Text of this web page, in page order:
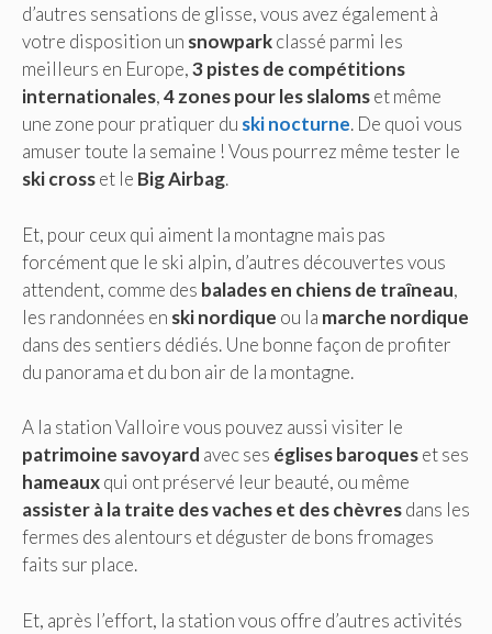
d’autres sensations de glisse, vous avez également à
votre disposition un snowparkclassé parmi les
meilleurs en Europe,3 pistes de compétitions
internationales,4 zones pour les slalomset même
une zone pour pratiquer du ski nocturne. De quoi vous
amuser toute la semaine ! Vous pourrez même tester le
ski crosset le Big Airbag.
Et, pour ceux qui aiment la montagne mais pas
forcément que le ski alpin, d’autres découvertes vous
attendent, comme des balades en chiens de traîneau,
les randonnées en ski nordique ou la marche nordique
dans des sentiers dédiés. Une bonne façon de profiter
du panorama et du bon air de la montagne.
A la station Valloire vous pouvez aussi visiter le
patrimoine savoyard avec ses églises baroqueset ses
hameauxqui ont préservé leur beauté, ou même
assister à la traite des vaches et des chèvresdans les
fermes des alentours et déguster de bons fromages
faits sur place.
Et, après l’effort, la station vous offre d’autres activités